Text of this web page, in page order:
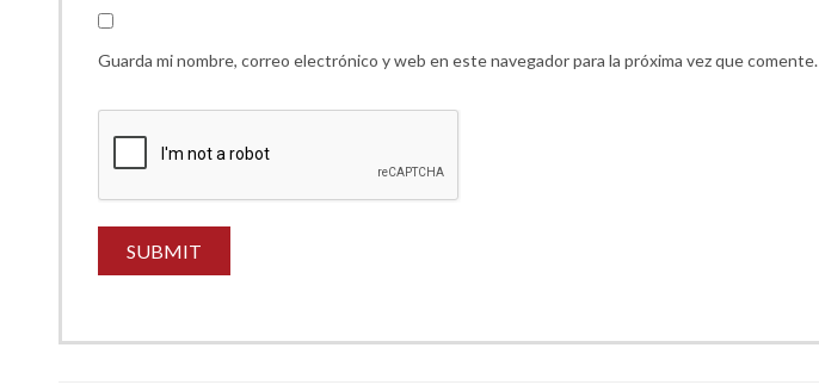
Guarda mi nombre, correo electrónico y web en este navegador para la próxima vez que comente.